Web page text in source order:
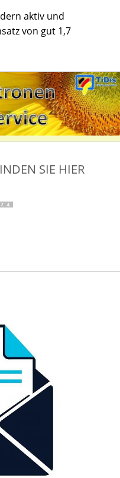
aktiv und
von gut 1,7
SIE HIER